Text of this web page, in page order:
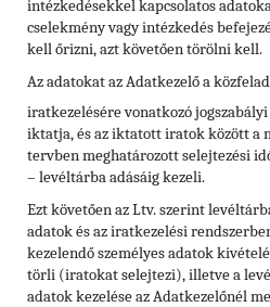
intézkedésekkel kapcsolatos
cselekmény vagy intézkedés
kell őrizni, azt követően törölni kell.
Az adatokat az Adatkezelő a
iratkezelésére vonatkozó
iktatja, és az iktatott iratok között a
tervben meghatározott selejtezési
– levéltárba adásáig kezeli.
Ezt követően az Ltv. szerint
adatok és az iratkezelési
kezelendő személyes adatok
törli (iratokat selejtezi), illetve a
adatok kezelése az Adatkezelőnél